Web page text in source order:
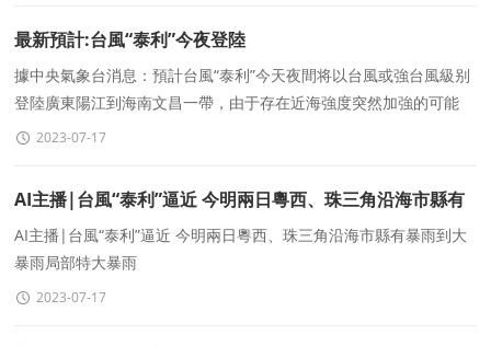
最新預計:台風“泰利”今夜登陸
據中央氣象台消息：預計台風“泰利”今天夜間将以台風或強台風級别
登陸廣東陽江到海南文昌一帶，由于存在近海強度突然加強的可能
性，建議廣東、海南等地需嚴陣以
2023-07-17
AI主播|台風“泰利”逼近 今明兩日粵西、珠三角沿海市縣有
暴雨到大暴雨局部特大暴雨
AI主播|台風“泰利”逼近 今明兩日粵西、珠三角沿海市縣有暴雨到大
暴雨局部特大暴雨
2023-07-17